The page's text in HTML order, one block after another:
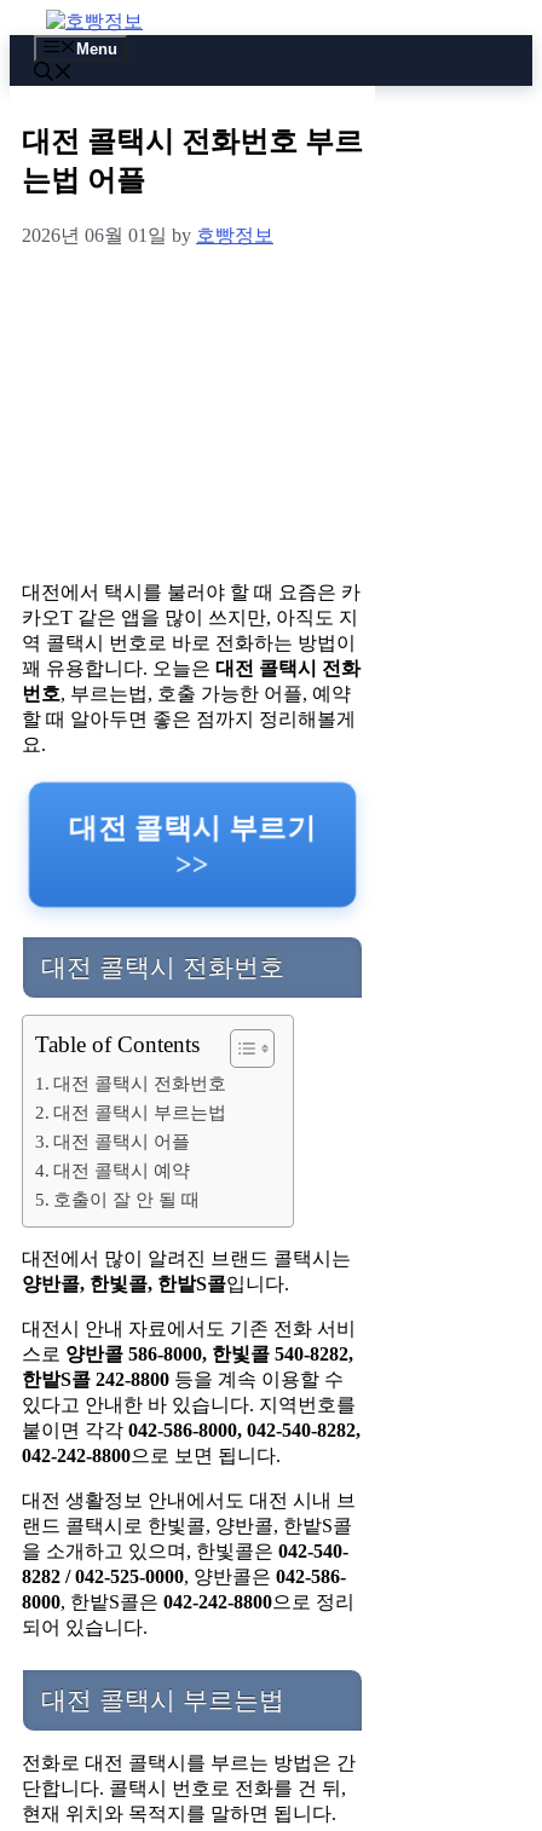
to
content
Menu
대전 콜택시 전화번호 부르
는법 어플
2026년 06월 01일 by 호빵정보
대전에서 택시를 불러야 할 때 요즘은 카
카오T 같은 앱을 많이 쓰지만, 아직도 지
역 콜택시 번호로 바로 전화하는 방법이
꽤 유용합니다. 오늘은 대전 콜택시 전화
번호, 부르는법, 호출 가능한 어플, 예약
할 때 알아두면 좋은 점까지 정리해볼게
요.
대전 콜택시 부르기
>>
대전 콜택시 전화번호
Table of Contents
대전 콜택시 전화번호
대전 콜택시 부르는법
대전 콜택시 어플
대전 콜택시 예약
호출이 잘 안 될 때
대전에서 많이 알려진 브랜드 콜택시는
양반콜, 한빛콜, 한밭S콜입니다.
대전시 안내 자료에서도 기존 전화 서비
스로 양반콜 586-8000, 한빛콜 540-8282,
한밭S콜 242-8800 등을 계속 이용할 수
있다고 안내한 바 있습니다. 지역번호를
붙이면 각각 042-586-8000, 042-540-8282,
042-242-8800으로 보면 됩니다.
대전 생활정보 안내에서도 대전 시내 브
랜드 콜택시로 한빛콜, 양반콜, 한밭S콜
을 소개하고 있으며, 한빛콜은 042-540-
8282 / 042-525-0000, 양반콜은 042-586-
8000, 한밭S콜은 042-242-8800으로 정리
되어 있습니다.
대전 콜택시 부르는법
전화로 대전 콜택시를 부르는 방법은 간
단합니다. 콜택시 번호로 전화를 건 뒤,
현재 위치와 목적지를 말하면 됩니다.